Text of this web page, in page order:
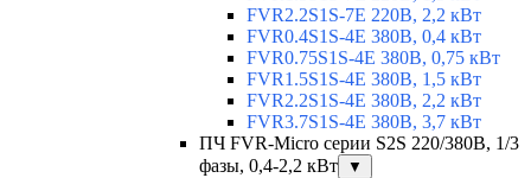
FVR2.2S1S-7E 220В, 2,2 кВт
FVR0.4S1S-4E 380В, 0,4 кВт
FVR0.75S1S-4E 380В, 0,75 кВт
FVR1.5S1S-4E 380В, 1,5 кВт
FVR2.2S1S-4E 380В, 2,2 кВт
FVR3.7S1S-4E 380В, 3,7 кВт
ПЧ FVR-Micro серии S2S 220/380В, 1/3
фазы, 0,4-2,2 кВт
▼